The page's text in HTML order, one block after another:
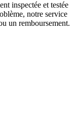
inspectée et testée
notre service
un remboursement.